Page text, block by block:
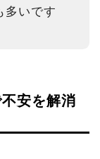
多いです
安を解消